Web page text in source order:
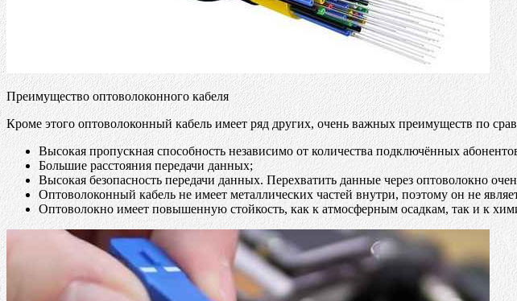
Преимущество оптоволоконного кабеля
Кроме этого оптоволоконный кабель имеет ряд других, очень важных преимуществ по
Высокая пропускная способность независимо от количества подключённых
Большие расстояния передачи данных;
Высокая безопасность передачи данных. Перехватить данные через оптоволокно
Оптоволоконный кабель не имеет металлических частей внутри, поэтому он не
Оптоволокно имеет повышенную стойкость, как к атмосферным осадкам, так и к